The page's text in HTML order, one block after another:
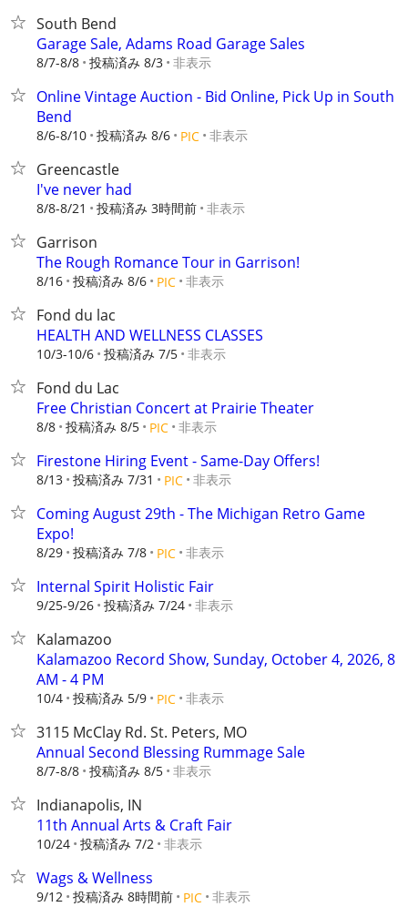
South Bend
Garage Sale, Adams Road Garage Sales
8/7-8/8 投稿済み 8/3 非表示
Online Vintage Auction - Bid Online, Pick Up in South
Bend
8/6-8/10 投稿済み 8/6 PIC 非表示
Greencastle
I've never had
8/8-8/21 投稿済み 3時間前 非表示
Garrison
The Rough Romance Tour in Garrison!
8/16 投稿済み 8/6 PIC 非表示
Fond du lac
HEALTH AND WELLNESS CLASSES
10/3-10/6 投稿済み 7/5 非表示
Fond du Lac
Free Christian Concert at Prairie Theater
8/8 投稿済み 8/5 PIC 非表示
Firestone Hiring Event - Same-Day Offers!
8/13 投稿済み 7/31 PIC 非表示
Coming August 29th - The Michigan Retro Game
Expo!
8/29 投稿済み 7/8 PIC 非表示
Internal Spirit Holistic Fair
9/25-9/26 投稿済み 7/24 非表示
Kalamazoo
Kalamazoo Record Show, Sunday, October 4, 2026, 8
AM - 4 PM
10/4 投稿済み 5/9 PIC 非表示
3115 McClay Rd. St. Peters, MO
Annual Second Blessing Rummage Sale
8/7-8/8 投稿済み 8/5 非表示
Indianapolis, IN
11th Annual Arts & Craft Fair
10/24 投稿済み 7/2 非表示
Wags & Wellness
9/12 投稿済み 8時間前 PIC 非表示